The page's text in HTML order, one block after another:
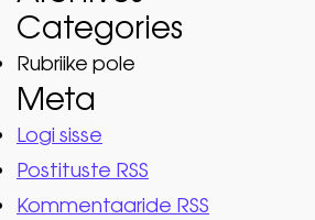
Categories
Rubriike pole
Meta
Logi sisse
Postituste RSS
Kommentaaride RSS